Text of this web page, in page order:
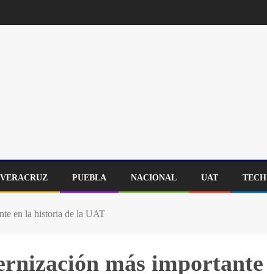
VERACRUZ PUEBLA NACIONAL UAT TECH
en la historia de la UAT
más importante